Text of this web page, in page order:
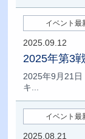
イベント最
2025.09.12
2025年第3
2025年9月21日
キ...
イベント最
2025.08.21